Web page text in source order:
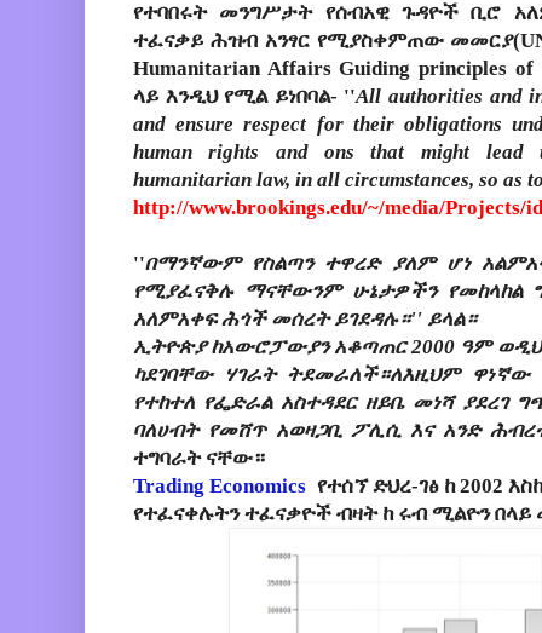
የተባበሩት መንግሥታት የሰብአዊ ጉዳዮች ቢሮ
ተፈናቃይ ሕዝብ አንፃር የሚያስቀምጠው መመርያ(UN
Humanitarian Affairs Guiding principles
ላይ እንዲህ የሚል ይነበባል- ''All authorities and
and ensure respect for their obligations
human rights and ons that might lead
humanitarian law, in all circumstances, so as
http://www.brookings.edu/~/media/Projects/
''በማንኛውም የስልጣን ተዋረድ ያለም ሆነ
የሚያፈናቅሉ ማናቸውንም ሁኔታዎችን የመከላከል
አለምአቀፍ ሕጎች መሰረት ይገደዳሉ።'' ይላል።
ኢትዮጵያ ከአውሮፓውያን አቆጣጠር 2000 ዓም
ካደገባቸው ሃገራት ትደመራለች።ለእዚህም ዋነኛው
የተከተለ የፌድራል አስተዳደር ዘይቤ መነሻ
ባለሀብት የመሸጥ አወዛጋቢ ፖሊሲ እና አንድ
ተግባራት ናቸው።
Trading Economics የተሰኘ ድህረ-ገፅ ከ 2002
የተፈናቀሉትን ተፈናቃዮች ብዛት ከ ሩብ ሚልዮን በላይ